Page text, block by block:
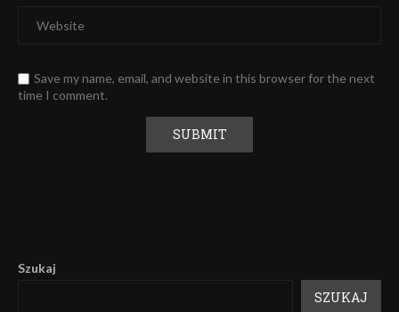
Save my name, email, and website in this browser for the next
time I comment.
Szukaj
SZUKAJ